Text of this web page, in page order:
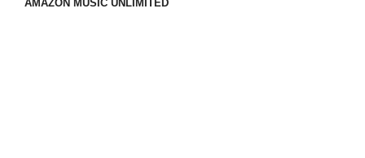
AMAZON MUSIC UNLIMITED